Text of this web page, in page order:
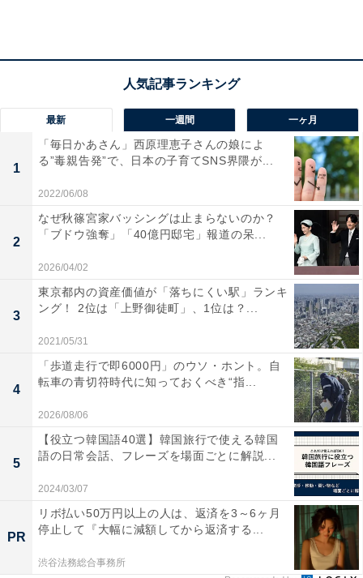
「飲み代」「昼食代」が減った人が多数
2020年と比較して、お小遣いに「変化なし」と答えた人
が全体の8割。一方で、増減があった人をみてみると
「アップした」が男性6.4%、女性4.2％、「ダウンし
た」が男性13.3％、女性17.6％と、お小遣いが減ってし
まった人の方が倍以上多かったようです。
増えた理由には「副業や投資を始めた」や「外出自粛に
より外食費が減った」「交通費が減った」、一方で減っ
た理由には「子供の教育費がかかるようになった」「生
活費（光熱費など）が増えた」「本業の収入が減った」
といったように、新型コロナの影響と思われる項目が目
立ちました。
細かなお金の使い道をみると、昼食代は、男性全体で5%
増、16.5%減、女性全体で4.5％増、24.8%減、飲み代
は、男性全体で5.4%増、43.2%減、女性全体で5.2%増、
最新 一週間 一ヶ月
1
「毎日かあさん」西原理恵子さんの娘によ
る”毒親告発”で、日本の子育てSNS界隈が...
2022/06/08
2
なぜ秋篠宮家バッシングは止まらないのか？
「ブドウ強奪」「40億円邸宅」報道の呆...
2026/04/02
3
東京都内の資産価値が「落ちにくい駅」ランキ
ング！ 2位は「上野御徒町」、1位は？...
2021/05/31
4
「歩道走行で即6000円」のウソ・ホント。自
転車の青切符時代に知っておくべき“指...
2026/08/06
5
【役立つ韓国語40選】韓国旅行で使える韓国
語の日常会話、フレーズを場面ごとに解説...
2024/03/07
PR
リボ払い50万円以上の人は、返済を3～6ヶ月
停止して『大幅に減額してから返済する...
渋谷法務総合事務所